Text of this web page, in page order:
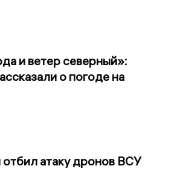
и ветер северный»:
о погоде на
атаку дронов ВСУ